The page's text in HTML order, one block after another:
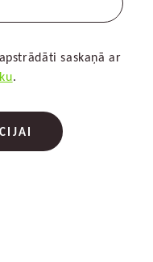
saskaņā ar
.